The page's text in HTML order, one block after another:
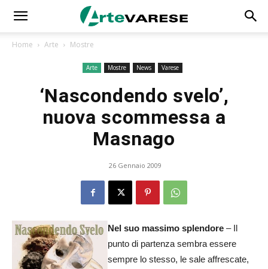
Home Arte Mostre
Arte Mostre News Varese
‘Nascondendo svelo’,
nuova scommessa a
Masnago
26 Gennaio 2009
Nel suo massimo splendore – Il
punto di partenza sembra essere
sempre lo stesso, le sale affrescate,